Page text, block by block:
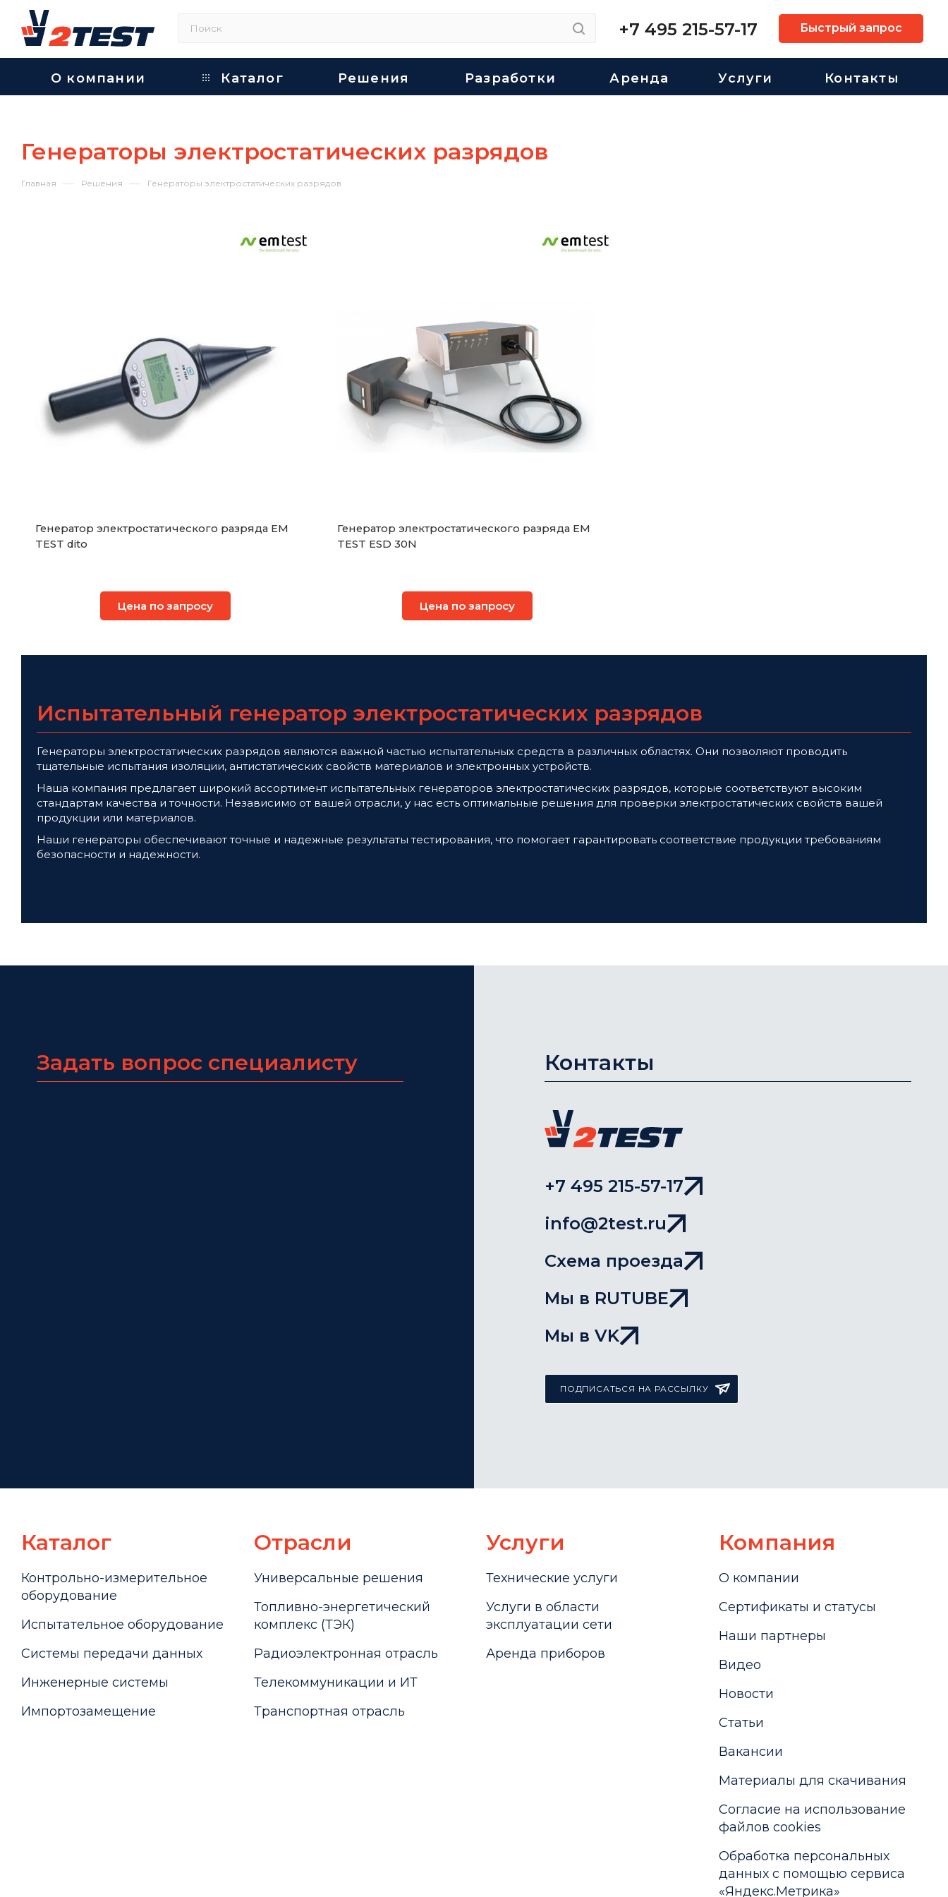
+7 495 215-57-17 Быстрый запрос
О компании Каталог Решения Разработки Аренда Услуги Контакты
Генераторы электростатических разрядов
Главная — Решения — Генераторы электростатических разрядов
Генератор электростатического разряда EM
TEST dito
Цена по запросу
Генератор электростатического разряда EM
TEST ESD 30N
Цена по запросу
Испытательный генератор электростатических разрядов
Генераторы электростатических разрядов являются важной частью испытательных средств в различных областях. Они позволяют проводить
тщательные испытания изоляции, антистатических свойств материалов и электронных устройств.
Наша компания предлагает широкий ассортимент испытательных генераторов электростатических разрядов, которые соответствуют высоким
стандартам качества и точности. Независимо от вашей отрасли, у нас есть оптимальные решения для проверки электростатических свойств вашей
продукции или материалов.
Наши генераторы обеспечивают точные и надежные результаты тестирования, что помогает гарантировать соответствие продукции требованиям
безопасности и надежности.
Задать вопрос специалисту Контакты
+7 495 215-57-17
info@2test.ru
Схема проезда
Мы в RUTUBE
Мы в VK
ПОДПИСАТЬСЯ НА РАССЫЛКУ
Каталог
Контрольно-измерительное
оборудование
Испытательное оборудование
Системы передачи данных
Инженерные системы
Импортозамещение
Отрасли
Универсальные решения
Топливно-энергетический
комплекс (ТЭК)
Радиоэлектронная отрасль
Телекоммуникации и ИТ
Транспортная отрасль
Услуги
Технические услуги
Услуги в области
эксплуатации сети
Аренда приборов
Компания
О компании
Сертификаты и статусы
Наши партнеры
Видео
Новости
Статьи
Вакансии
Материалы для скачивания
Cогласие на использование
файлов cookies
Обработка персональных
данных с помощью сервиса
«Яндекс.Метрика»